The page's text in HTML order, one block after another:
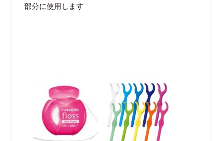
部分に使用します